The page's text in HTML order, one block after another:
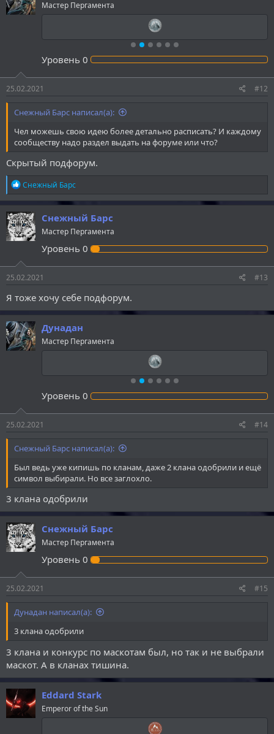
Мастер Пергамента
Уровень 0
25.02.2021 #12
Снежный Барс написал(а):
Чел можешь свою идею более детально расписать? И каждому
сообществу надо раздел выдать на форуме или что?
Скрытый подфорум.
Р
е
а
к
ц
и
и
Снежный Барс
Снежный Барс
Мастер Пергамента
Уровень 0
25.02.2021 #13
Я тоже хочу себе подфорум.
Дунадан
Мастер Пергамента
Уровень 0
25.02.2021 #14
Снежный Барс написал(а):
Был ведь уже кипишь по кланам, даже 2 клана одобрили и ещё
символ выбирали. Но все заглохло.
3 клана одобрили
Снежный Барс
Мастер Пергамента
Уровень 0
25.02.2021 #15
Дунадан написал(а):
3 клана одобрили
3 клана и конкурс по маскотам был, но так и не выбрали
маскот. А в кланах тишина.
Eddard Stark
Emperor of the Sun